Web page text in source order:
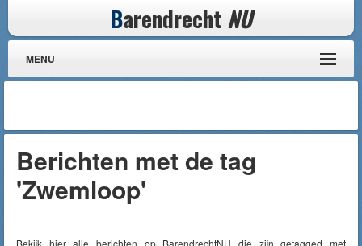
Barendrecht NU
MENU
Berichten met de tag
'Zwemloop'
Bekijk hier alle berichten op BarendrechtNU die zijn getagged met